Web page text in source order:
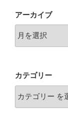
ン
アーカイブ
カテゴリー